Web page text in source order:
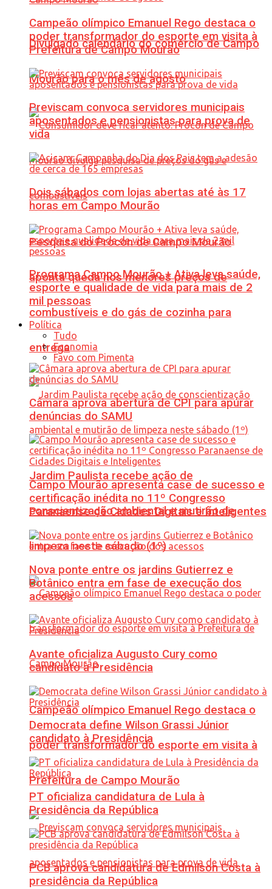
Divulgado calendário do comércio de Campo
Mourão para o mês de agosto
Pesquisa do Procon de Campo Mourão
aponta queda nos menores preços de
combustíveis e do gás de cozinha para
entrega
Jardim Paulista recebe ação de
conscientização ambiental e mutirão de
limpeza neste sábado (1º)
Campeão olímpico Emanuel Rego destaca o
poder transformador do esporte em visita à
Prefeitura de Campo Mourão
Campeão olímpico Emanuel Rego destaca o
poder transformador do esporte em visita à
Prefeitura de Campo Mourão
Previscam convoca servidores municipais
aposentados e pensionistas para prova de
vida
Dois sábados com lojas abertas até às 17
horas em Campo Mourão
Programa Campo Mourão + Ativa leva saúde,
esporte e qualidade de vida para mais de 2
mil pessoas
Política
Tudo
Economia
Favo com Pimenta
Câmara aprova abertura de CPI para apurar
denúncias do SAMU
Campo Mourão apresenta case de sucesso e
certificação inédita no 11º Congresso
Paranaense de Cidades Digitais e Inteligentes
Nova ponte entre os jardins Gutierrez e
Botânico entra em fase de execução dos
acessos
Avante oficializa Augusto Cury como
candidato à Presidência
Democrata define Wilson Grassi Júnior
candidato à Presidência
PT oficializa candidatura de Lula à
Presidência da República
PCB aprova candidatura de Edmilson Costa à
presidência da República